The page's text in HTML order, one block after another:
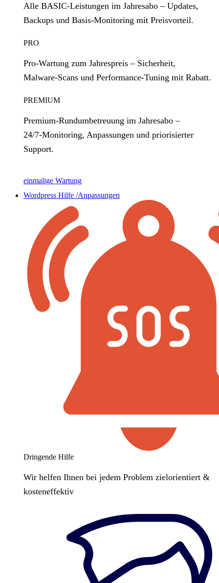
Alle BASIC‑Leistungen im Jahresabo – Updates,
Backups und Basis‑Monitoring mit Preisvorteil.
PRO
Pro‑Wartung zum Jahrespreis – Sicherheit,
Malware‑Scans und Performance‑Tuning mit Rabatt.
PREMIUM
Premium‑Rundumbetreuung im Jahresabo –
24/7‑Monitoring, Anpassungen und priorisierter
Support.
einmalige Wartung
Wordpress Hilfe /Anpassungen
Dringende Hilfe
Wir helfen Ihnen bei jedem Problem zielorientiert &
kosteneffektiv